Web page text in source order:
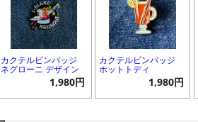
カクテルピンバッジ
ネグローニ デザイン
1,980円
カクテルピンバッジ
ホットトディ
1,980円